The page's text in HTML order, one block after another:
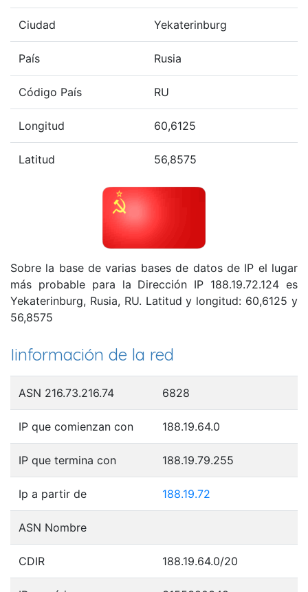
Ciudad Yekaterinburg
País Rusia
Código País RU
Longitud 60,6125
Latitud 56,8575
Sobre la base de varias bases de datos de IP el lugar
más probable para la Dirección IP 188.19.72.124 es
Yekaterinburg, Rusia, RU. Latitud y longitud: 60,6125 y
56,8575
Iinformación de la red
ASN 216.73.216.74 6828
IP que comienzan con 188.19.64.0
IP que termina con 188.19.79.255
Ip a partir de 188.19.72
ASN Nombre
CDIR 188.19.64.0/20